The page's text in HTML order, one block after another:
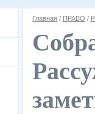
Главная / ПРАВО /